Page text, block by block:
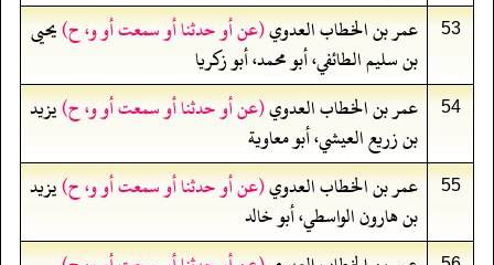
53 عمر بن الخطاب العدوي(عن أو حدثنا أو سمعت أو و، ح)يحيى
بن سليم الطائفي، أبو محمد، أبو زكريا
54 عمر بن الخطاب العدوي(عن أو حدثنا أو سمعت أو و، ح)يزيد
بن زريع العيشي، أبو معاوية
55 عمر بن الخطاب العدوي(عن أو حدثنا أو سمعت أو و، ح)يزيد
بن هارون الواسطي، أبو خالد